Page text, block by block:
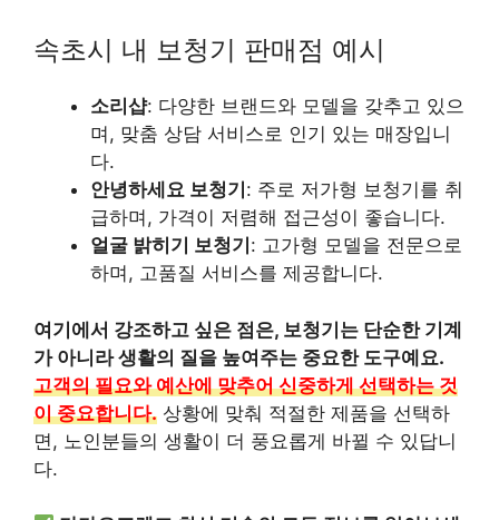
속초시 내 보청기 판매점 예시
소리샵: 다양한 브랜드와 모델을 갖추고 있으
며, 맞춤 상담 서비스로 인기 있는 매장입니
다.
안녕하세요 보청기 : 주로 저가형 보청기를 취
급하며, 가격이 저렴해 접근성이 좋습니다.
얼굴 밝히기 보청기 : 고가형 모델을 전문으로
하며, 고품질 서비스를 제공합니다.
여기에서 강조하고 싶은 점은, 보청기는 단순한 기계
가 아니라 생활의 질을 높여주는 중요한 도구예요.
고객의 필요와 예산에 맞추어 신중하게 선택하는 것
이 중요합니다. 상황에 맞춰 적절한 제품을 선택하
면, 노인분들의 생활이 더 풍요롭게 바뀔 수 있답니
다.